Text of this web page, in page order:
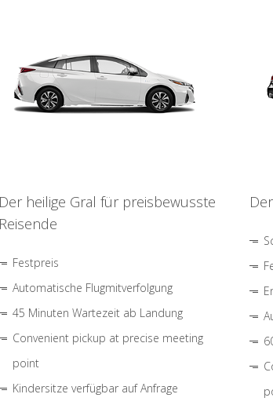
Der heilige Gral für preisbewusste
Reisende
Festpreis
Automatische Flugmitverfolgung
45 Minuten Wartezeit ab Landung
Convenient pickup at precise meeting
point
Kindersitze verfügbar auf Anfrage